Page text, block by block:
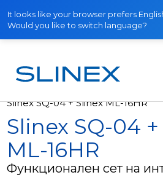
It looks like your browser prefers
Would you like to switch language?
Почетна Производи
Slinex SQ-04 + Slinex ML-16HR
Slinex SQ-04
ML-16HR
Функционален сет на